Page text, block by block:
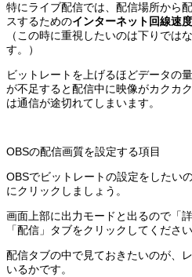
特にライブ配信では、配信場所から
スするためのインターネット回線速
（この時に重視したいのは下りではな
す。）
ビットレートを上げるほどデータの
が不足すると配信中に映像がカクカ
は通信が途切れてしまいます。
OBSの配信画質を設定する項目
OBSでビットレートの設定をしたい
にクリックしましょう。
画面上部に出力モードと出るので「
「配信」タブをクリックしてください
配信タブの中で見ておきたいのが、
いるかです。